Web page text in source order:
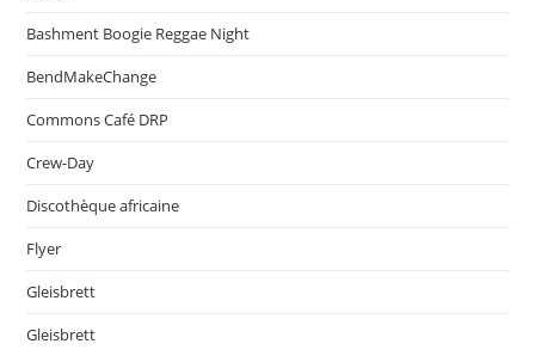
Bashment Boogie Reggae Night
BendMakeChange
Commons Café DRP
Crew-Day
Discothèque africaine
Flyer
Gleisbrett
Gleisbrett